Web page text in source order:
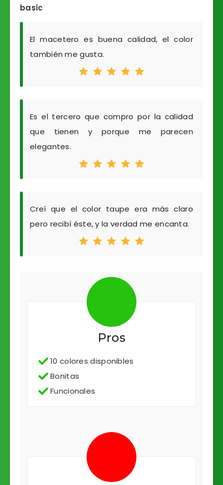
basic
El macetero es buena calidad, el color
también me gusta.
Es el tercero que compro por la calidad
que tienen y porque me parecen
elegantes.
Creí que el color taupe era más claro
pero recibí éste, y la verdad me encanta.
Pros
10 colores disponibles
Bonitas
Funcionales